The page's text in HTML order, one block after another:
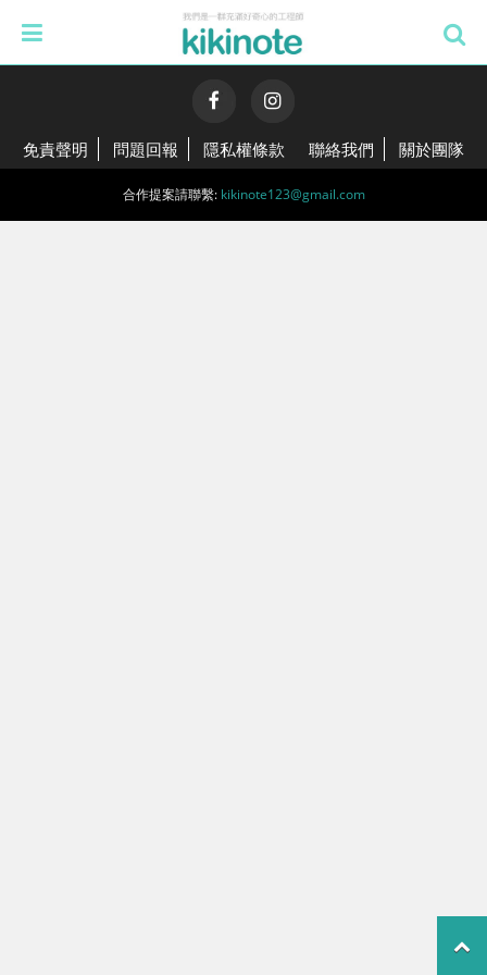
免責聲明 問題回報 隱私權條款 聯絡我們 關於團隊
合作提案請聯繫: kikinote123@gmail.com